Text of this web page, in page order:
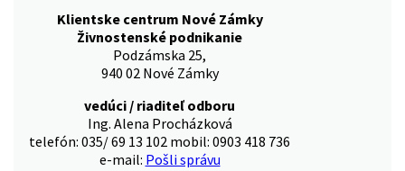
Klientske centrum Nové Zámky
Živnostenské podnikanie
Podzámska 25,
940 02 Nové Zámky
vedúci / riaditeľ odboru
Ing. Alena Procházková
telefón: 035/ 69 13 102 mobil: 0903 418 736
e-mail: Pošli správu